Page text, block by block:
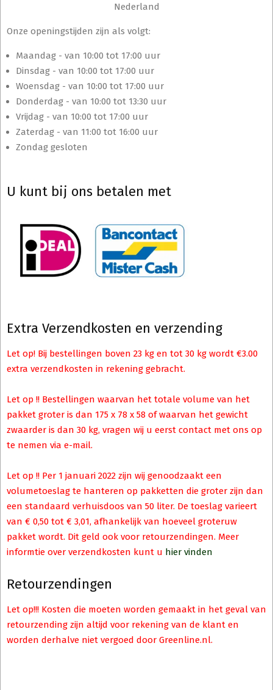
Nederland
Onze openingstijden zijn als volgt:
Maandag - van 10:00 tot 17:00 uur
Dinsdag - van 10:00 tot 17:00 uur
Woensdag - van 10:00 tot 17:00 uur
Donderdag - van 10:00 tot 13:30 uur
Vrijdag - van 10:00 tot 17:00 uur
Zaterdag - van 11:00 tot 16:00 uur
Zondag gesloten
U kunt bij ons betalen met
Extra Verzendkosten en verzending
Let op! Bij bestellingen boven 23 kg en tot 30 kg wordt €3.00
extra verzendkosten in rekening gebracht.
Let op !! Bestellingen waarvan het totale volume van het
pakket groter is dan 175 x 78 x 58 of waarvan het gewicht
zwaarder is dan 30 kg, vragen wij u eerst contact met ons op
te nemen via e-mail.
Let op !! Per 1 januari 2022 zijn wij genoodzaakt een
volumetoeslag te hanteren op pakketten die groter zijn dan
een standaard verhuisdoos van 50 liter. De toeslag varieert
van € 0,50 tot € 3,01, afhankelijk van hoeveel groteruw
pakket wordt. Dit geld ook voor retourzendingen. Meer
informtie over verzendkosten kunt u hier vinden
Retourzendingen
Let op!!! Kosten die moeten worden gemaakt in het geval van
retourzending zijn altijd voor rekening van de klant en
worden derhalve niet vergoed door Greenline.nl.